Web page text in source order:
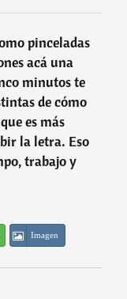
pinceladas
acá una
minutos te
de cómo
es más
la letra. Eso
trabajo y
Imagen